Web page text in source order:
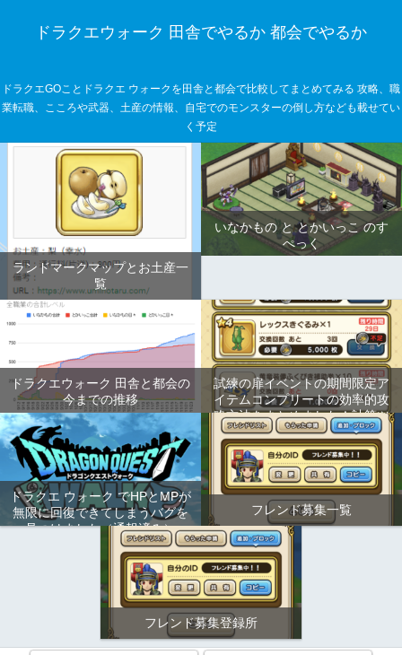
ドラクエウォーク 田舎でやるか 都会でやるか
ドラクエGOことドラクエ ウォークを田舎と都会で比較してまとめてみる 攻略、職
業転職、こころや武器、土産の情報、自宅でのモンスターの倒し方なども載せてい
く予定
ランドマークマップとお土産一
覧
いなかもの と とかいっこ のす
ぺっく
ドラクエウォーク 田舎と都会の
今までの推移
試練の扉イベントの期間限定ア
イテムコンプリートの効率的攻
略方法をまとめました！計算ツ
ールもあります！
ドラクエ ウォーク でHPとMPが
無限に回復できてしまうバグを
見つけました（通報済み）
フレンド募集一覧
フレンド募集登録所